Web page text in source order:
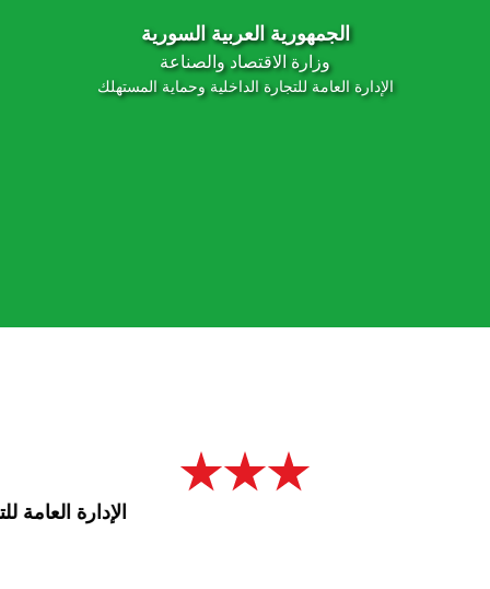
الجمهورية العربية السورية
وزارة الاقتصاد والصناعة
الإدارة العامة للتجارة الداخلية وحماية المستهلك
الإدارة العامة